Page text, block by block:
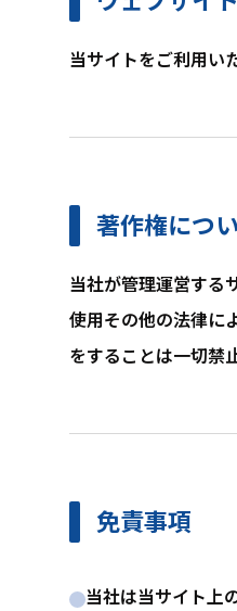
当サイトをご利用い
著作権につ
当社が管理運営する
使用その他の法律に
をすることは一切禁
免責事項
当社は当サイト上